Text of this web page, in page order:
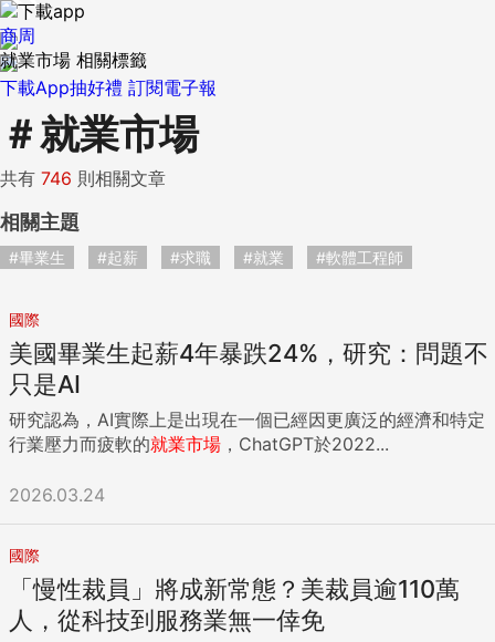
下載App抽好禮 訂閱電子報
商周
就業市場 相關標籤
＃就業市場
共有 746 則相關文章
相關主題
#畢業生 #起薪 #求職 #就業 #軟體工程師
國際
美國畢業生起薪4年暴跌24%，研究：問題不
只是AI
研究認為，AI實際上是出現在一個已經因更廣泛的經濟和特定
行業壓力而疲軟的就業市場 ，ChatGPT於2022...
2026.03.24
國際
「慢性裁員」將成新常態？美裁員逾110萬
人，從科技到服務業無一倖免